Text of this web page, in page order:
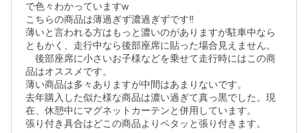
で色々わかっていますw
こちらの商品は薄過ぎず濃過ぎずです‼︎
薄いと言われる方はもっと濃いのがありますが駐車中なら
ともかく、走行中なら後部座席に貼った場合見えません。
後部座席に小さいお子様などを乗せて走行時にはこの商
品はオススメです。
薄い商品は多々ありますが中間はあまりないです。
去年購入した似た様な商品は濃い過ぎて真っ黒でした。現
在、休憩中にマグネットカーテンと併用しています。
張り付き具合はどこの商品よりペタッと張り付きます。